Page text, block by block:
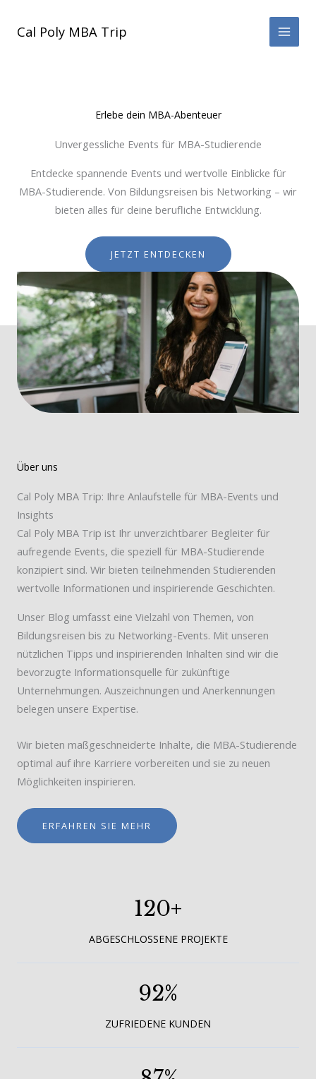
InhaltCal Poly MBA Trip
Erlebe dein MBA-Abenteuer
Unvergessliche Events für MBA-Studierende
Entdecke spannende Events und wertvolle Einblicke für
MBA-Studierende. Von Bildungsreisen bis Networking – wir
bieten alles für deine berufliche Entwicklung.
JETZT ENTDECKEN
Über uns
Cal Poly MBA Trip: Ihre Anlaufstelle für MBA-Events und
Insights
Cal Poly MBA Trip ist Ihr unverzichtbarer Begleiter für
aufregende Events, die speziell für MBA-Studierende
konzipiert sind. Wir bieten teilnehmenden Studierenden
wertvolle Informationen und inspirierende Geschichten.
Unser Blog umfasst eine Vielzahl von Themen, von
Bildungsreisen bis zu Networking-Events. Mit unseren
nützlichen Tipps und inspirierenden Inhalten sind wir die
bevorzugte Informationsquelle für zukünftige
Unternehmungen. Auszeichnungen und Anerkennungen
belegen unsere Expertise.
Wir bieten maßgeschneiderte Inhalte, die MBA-Studierende
optimal auf ihre Karriere vorbereiten und sie zu neuen
Möglichkeiten inspirieren.
ERFAHREN SIE MEHR
120+
ABGESCHLOSSENE PROJEKTE
92%
ZUFRIEDENE KUNDEN